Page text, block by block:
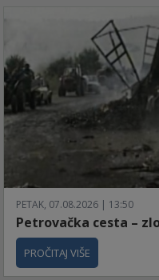
PETAK, 07.08.2026 | 13:50
Petrovačka cesta –
PROČITAJ VIŠE